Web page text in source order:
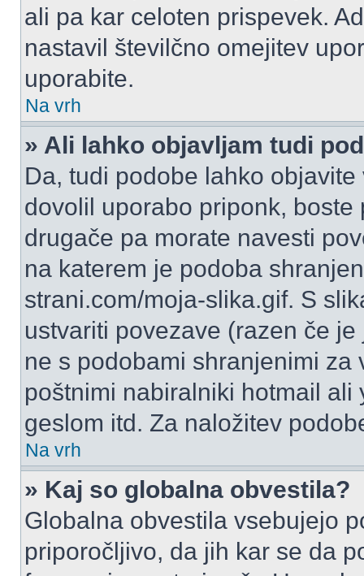
ali pa kar celoten prispevek.
nastavil številčno omejitev
uporabite.
Na vrh
» Ali lahko objavljam tudi
Da, tudi podobe lahko
dovolil uporabo priponk,
drugače pa morate navesti
na katerem je podoba
strani.com/moja-slika.gif. S
ustvariti povezave (razen če
ne s podobami shranjenimi za
poštnimi nabiralniki hotmail
geslom itd. Za naložitev
Na vrh
» Kaj so globalna obvestila?
Globalna obvestila vsebujejo
priporočljivo, da jih kar se da